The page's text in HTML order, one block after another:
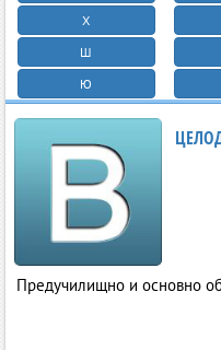
Х
Ш
Ю
Предучилищно и основно